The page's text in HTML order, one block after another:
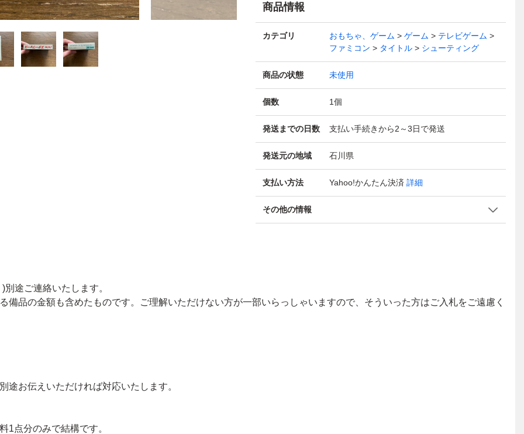
商品情報
カテゴリ おもちゃ、ゲーム ゲーム
テレビゲーム
ファミコン
タイトル シューティング
商品の状態 未使用
個数 1個
発送までの日数 支払い手続きから2～3日で発送
発送元の地域 石川県
支払い方法 Yahoo!かんたん決済 詳細
その他の情報